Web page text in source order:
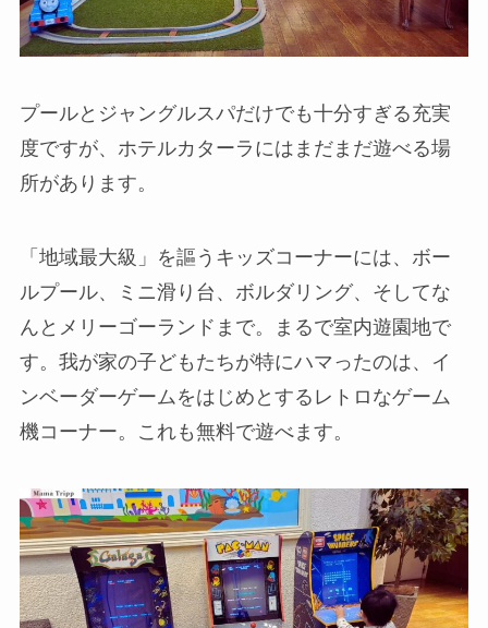
プールとジャングルスパだけでも十分すぎる充実
度ですが、ホテルカターラにはまだまだ遊べる場
所があります。
「地域最大級」を謳うキッズコーナーには、ボー
ルプール、ミニ滑り台、ボルダリング、そしてな
んとメリーゴーランドまで。まるで室内遊園地で
す。我が家の子どもたちが特にハマったのは、イ
ンベーダーゲームをはじめとするレトロなゲーム
機コーナー。これも無料で遊べます。